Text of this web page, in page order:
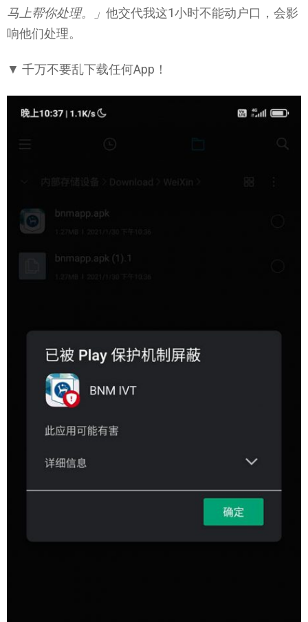
马上帮你处理。」 他交代我这1小时不能动户口，会影
响他们处理。
▼ 千万不要乱下载任何App！